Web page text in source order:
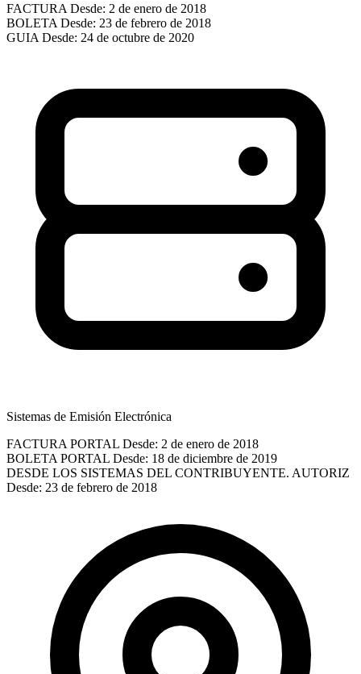
FACTURA Desde: 2 de enero de 2018
BOLETA Desde: 23 de febrero de 2018
GUIA Desde: 24 de octubre de 2020
Sistemas de Emisión Electrónica
FACTURA PORTAL Desde: 2 de enero de 2018
BOLETA PORTAL Desde: 18 de diciembre de 2019
DESDE LOS SISTEMAS DEL CONTRIBUYENTE. AUTORIZ
Desde: 23 de febrero de 2018